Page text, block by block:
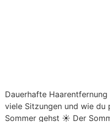
Dauerhafte
viele Sitzungen und wie
Sommer gehst ☀️ Der